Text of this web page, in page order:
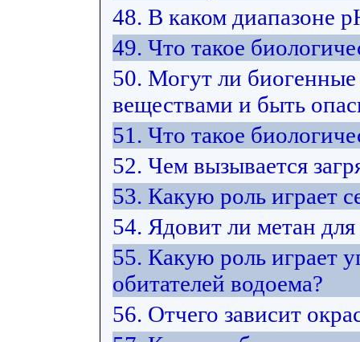
48. В каком диапазоне
49. Что такое
50. Могут ли
веществами и быть
51. Что такое
52. Чем вызывается
53. Какую роль играет
54. Ядовит ли метан
55. Какую роль играет
обитателей водоема?
56. Отчего зависит